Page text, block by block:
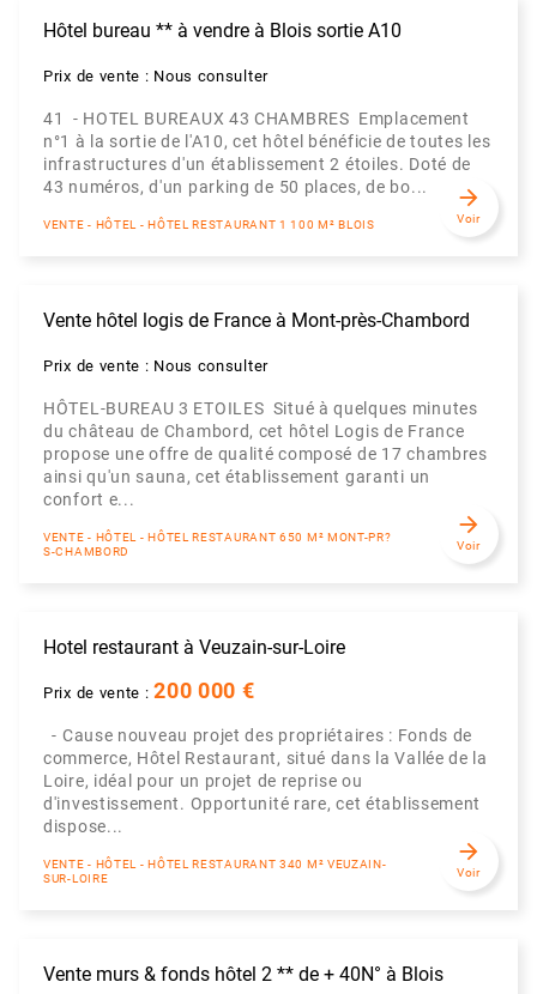
Hôtel bureau ** à vendre à Blois sortie A10
Prix de vente : Nous consulter
41 - HOTEL BUREAUX 43 CHAMBRES Emplacement
n°1 à la sortie de l'A10, cet hôtel bénéficie de toutes les
infrastructures d'un établissement 2 étoiles. Doté de
43 numéros, d'un parking de 50 places, de bo...
VENTE - HÔTEL - HÔTEL RESTAURANT 1 100 M² BLOIS
arrow_forward
Voir
Vente hôtel logis de France à Mont-près-Chambord
Prix de vente : Nous consulter
HÔTEL-BUREAU 3 ETOILES Situé à quelques minutes
du château de Chambord, cet hôtel Logis de France
propose une offre de qualité composé de 17 chambres
ainsi qu'un sauna, cet établissement garanti un
confort e...
VENTE - HÔTEL - HÔTEL RESTAURANT 650 M² MONT-PR?
S-CHAMBORD
arrow_forward
Voir
Hotel restaurant à Veuzain-sur-Loire
Prix de vente :200 000 €
- Cause nouveau projet des propriétaires : Fonds de
commerce, Hôtel Restaurant, situé dans la Vallée de la
Loire, idéal pour un projet de reprise ou
d'investissement. Opportunité rare, cet établissement
dispose...
VENTE - HÔTEL - HÔTEL RESTAURANT 340 M² VEUZAIN-
SUR-LOIRE
arrow_forward
Voir
Vente murs & fonds hôtel 2 ** de + 40N° à Blois